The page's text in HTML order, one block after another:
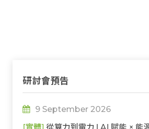
研討會預告
9 September 2026